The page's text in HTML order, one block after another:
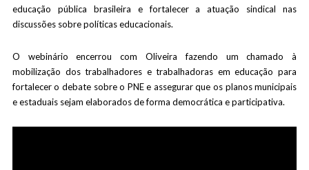
educação pública brasileira e fortalecer a atuação sindical nas
discussões sobre políticas educacionais.
O webinário encerrou com Oliveira fazendo um chamado à
mobilização dos trabalhadores e trabalhadoras em educação para
fortalecer o debate sobre o PNE e assegurar que os planos municipais
e estaduais sejam elaborados de forma democrática e participativa.